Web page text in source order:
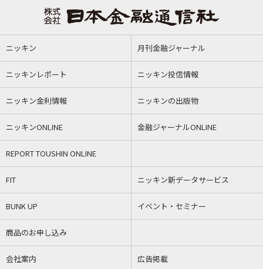
ニッキン 月刊金融ジャーナル
ニッキンレポート ニッキン投信情報
ニッキン金利情報 ニッキンの出版物
ニッキンONLINE 金融ジャーナルONLINE
REPORT TOUSHIN ONLINE
FIT ニッキン新データサービス
BUNK UP イベント・セミナー
商品のお申し込み
会社案内 広告掲載